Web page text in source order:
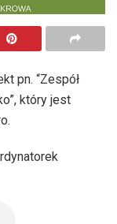
pn. “Zespół
który jest